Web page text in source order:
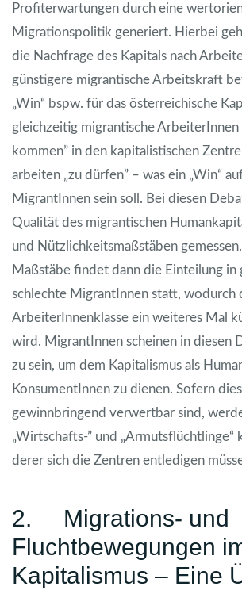
Profiterwartungen durch eine
Migrationspolitik generiert. Hierbei
die Nachfrage des Kapitals nach
günstigere migrantische Arbeitskraft
„Win“ bspw. für das österreichische
gleichzeitig migrantische ArbeiterInnen
kommen” in den kapitalistischen
arbeiten „zu dürfen” – was ein „Win“
MigrantInnen sein soll. Bei diesen
Qualität des migrantischen
und Nützlichkeitsmaßstäben
Maßstäbe findet dann die Einteilung in
schlechte MigrantInnen statt, wodurch
ArbeiterInnenklasse ein weiteres Mal
wird. MigrantInnen scheinen in diesen
zu sein, um dem Kapitalismus als
KonsumentInnen zu dienen. Sofern
gewinnbringend verwertbar sind,
„Wirtschafts-” und „Armutsflüchtlinge“
derer sich die Zentren entledigen
2. Migrations- und
Fluchtbewegungen
Kapitalismus – Eine